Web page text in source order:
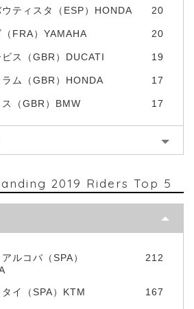
ティスタ（ESP）HONDA 20
FRA）YAMAHA 20
ス（GBR）DUCATI 19
ラム（GBR）HONDA 17
ス（GBR）BMW 17
2019 Riders Top 5
ルコバ（SPA）
212
イ（SPA）KTM 167